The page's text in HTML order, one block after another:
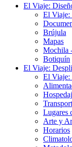
El Viaje:
El Viaje:
Brújula
Mapas
Mochila
Botiquín
El Viaje:
El Viaje:
Lugares
Arte y
Horarios